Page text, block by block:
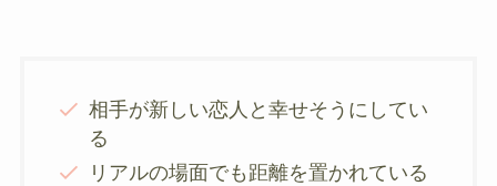
相手が新しい恋人と幸せそうにしてい
る
リアルの場面でも距離を置かれている